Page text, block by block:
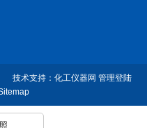
技术支持： 化工仪器网 管理登陆